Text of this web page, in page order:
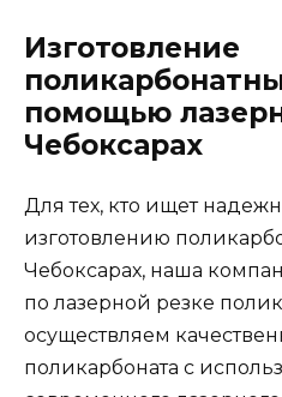
Изготовление
помощью
Чебоксарах
Для тех, кто ищет
изготовлению
Чебоксарах, наша
по лазерной резке
осуществляем
поликарбоната с